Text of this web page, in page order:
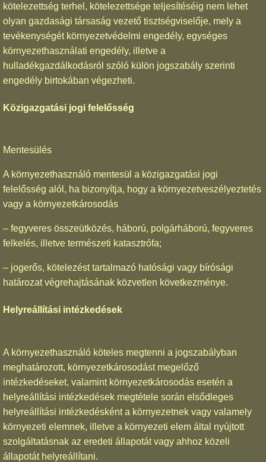
kötelezettség terhel, kötelezettsége teljesítéséig nem lehet
olyan gazdasági társaság vezető tisztségviselője, mely a
tevékenységét környezetvédelmi engedély, egységes
környezethasználati engedély, illetve a
hulladékgazdálkodásról szóló külön jogszabály szerinti
engedély birtokában végezheti.
Közigazgatási jogi felelősség
Mentesülés
A környezethasználó mentesül a közigazgatási jogi
felelősség alól, ha bizonyítja, hogy a környezetveszélyeztetés
vagy a környezetkárosodás
– fegyveres összeütközés, háború, polgárháború, fegyveres
felkelés, illetve természeti katasztrófa;
– jogerős, kötelezést tartalmazó hatósági vagy bírósági
határozat végrehajtásának közvetlen következménye.
Helyreállítási intézkedések
A környezethasználó köteles megtenni a jogszabályban
meghatározott, környezetkárosodást megelőző
intézkedéseket, valamint környezetkárosodás esetén a
helyreállítási intézkedések megtétele során elsődleges
helyreállítási intézkedésként a környezetnek vagy valamely
környezeti elemnek, illetve a környezeti elem által nyújtott
szolgáltatásnak az eredeti állapotát vagy ahhoz közeli
állapotát helyreállítani.